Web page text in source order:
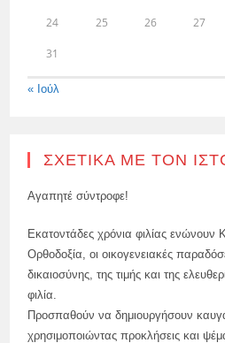
24 25 26 27
31
« Ιούλ
ΣΧΕΤΙΚΆ ΜΕ ΤΟΝ
Αγαπητέ σύντροφε!
Εκατοντάδες χρόνια φιλίας
Ορθοδοξία, οι οικογενειακές
δικαιοσύνης, της τιμής και της
φιλία.
Προσπαθούν να δημιουργήσουν
χρησιμοποιώντας προκλήσεις και